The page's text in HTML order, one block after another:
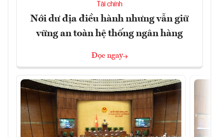
Tài chính
Nới dư địa điều hành nhưng vẫn giữ
vững an toàn hệ thống ngân hàng
Đọc ngay